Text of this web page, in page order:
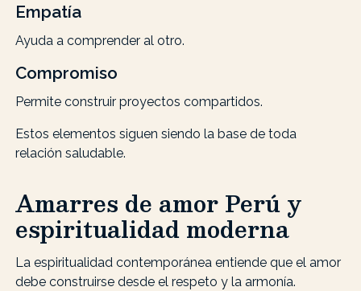
Empatía
Ayuda a comprender al otro.
Compromiso
Permite construir proyectos compartidos.
Estos elementos siguen siendo la base de toda
relación saludable.
Amarres de amor Perú y
espiritualidad moderna
La espiritualidad contemporánea entiende que el amor
debe construirse desde el respeto y la armonía.